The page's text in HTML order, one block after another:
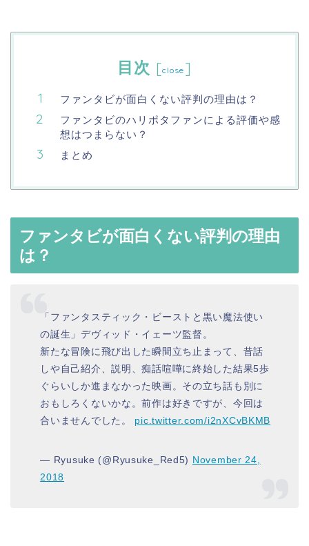
目次 [close ]
ファンタビが面白くない評判の理由は？
ファンタビのハリポタファンによる評価や感
想はつまらない？
まとめ
ファンタビが面白くない評判の理由
は？
「ファンタスティック・ビーストと黒い魔法使い
の誕生」デヴィッド・イェーツ監督。
新たな冒険に飛び出した瞬間立ち止まって、昔話
しや自己紹介、説明、痴話喧嘩に終始した結果5歩
ぐらいしか進まなかった映画。その立ち話も別に
おもしろくないかな。前作は好きですが、今回は
合いませんでした。 pic.twitter.com/i2nXCvBKMB
— Ryusuke (@Ryusuke_Red5) November 24,
2018